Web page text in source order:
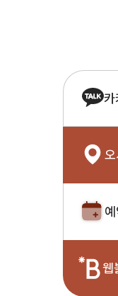
카
웹